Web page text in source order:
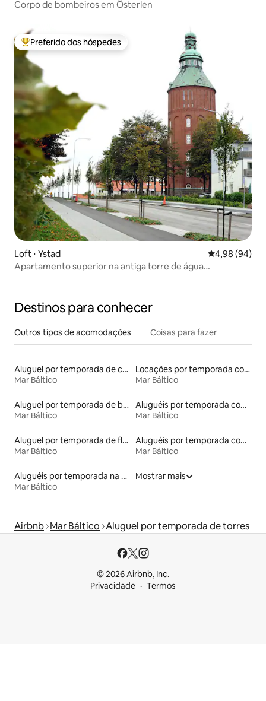
Corpo de bombeiros em Österlen
Entre os melhores preferidos dos hóspedes
Preferido dos hóspedes
Loft ⋅ Ystad 4,98 de uma
4,98 (94)
Apartamento superior na antiga torre de água
Destinos para conhecer
Outros tipos de acomodações Coisas para fazer
Aluguel por temporada de casas de hóspedes
Mar Báltico
Locações por temporada com piscina
Mar Báltico
Aluguel por temporada de barcos
Mar Báltico
Aluguéis por temporada com sauna
Mar Báltico
Aluguel por temporada de flats
Mar Báltico
Aluguéis por temporada com café da manhã
Mar Báltico
Aluguéis por temporada na orla
Mar Báltico
Mostrar mais
Airbnb Mar Báltico Aluguel por temporada de torres
© 2026 Airbnb, Inc.
Privacidade
Termos